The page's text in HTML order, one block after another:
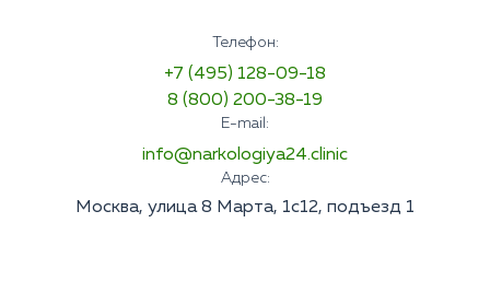
Телефон:
+7 (495) 128-09-18
8 (800) 200-38-19
E-mail:
info@narkologiya24.clinic
Адрес:
Москва, улица 8 Марта, 1с12, подъезд 1